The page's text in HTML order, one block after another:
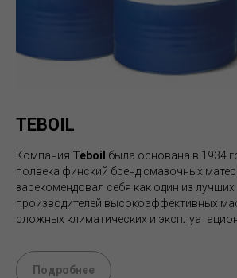
TEBOIL
Компания Teboil была основана в 1934
полвека финский бренд смазочных
зарекомендовал себя как один из
производителей высокоэффективных
сложных климатических и
Подробнее